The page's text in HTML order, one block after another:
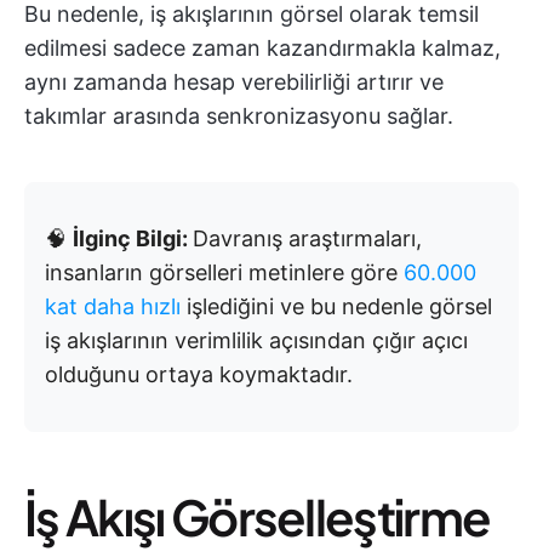
Bu nedenle, iş akışlarının görsel olarak temsil
edilmesi sadece zaman kazandırmakla kalmaz,
aynı zamanda hesap verebilirliği artırır ve
takımlar arasında senkronizasyonu sağlar.
🧠 İlginç Bilgi: Davranış araştırmaları,
insanların görselleri metinlere göre 60.000
kat daha hızlı işlediğini ve bu nedenle görsel
iş akışlarının verimlilik açısından çığır açıcı
olduğunu ortaya koymaktadır.
İş Akışı Görselleştirme